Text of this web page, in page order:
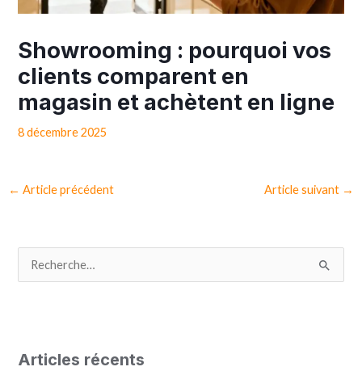
Showrooming : pourquoi vos
clients comparent en
magasin et achètent en ligne
8 décembre 2025
← Article précédent Article suivant →
e
Articles récents